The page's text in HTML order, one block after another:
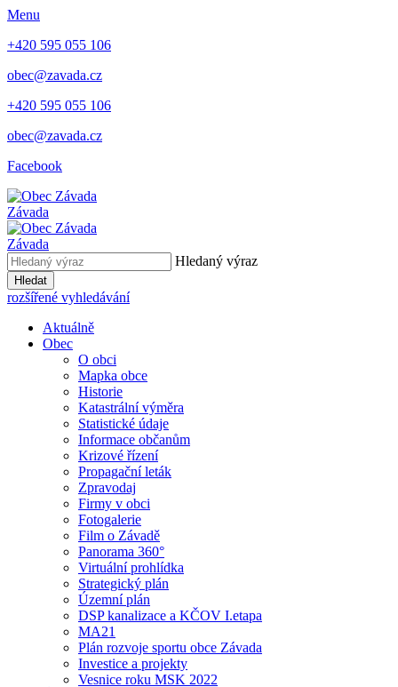
Menu
+420 595 055 106
obec@zavada.cz
+420 595 055 106
obec@zavada.cz
Facebook
Závada
Závada
Hledaný výraz
Hledat
rozšířené vyhledávání
Aktuálně
Obec
O obci
Mapka obce
Historie
Katastrální výměra
Statistické údaje
Informace občanům
Krizové řízení
Propagační leták
Zpravodaj
Firmy v obci
Fotogalerie
Film o Závadě
Panorama 360°
Virtuální prohlídka
Strategický plán
Územní plán
DSP kanalizace a KČOV I.etapa
MA21
Plán rozvoje sportu obce Závada
Investice a projekty
Vesnice roku MSK 2022